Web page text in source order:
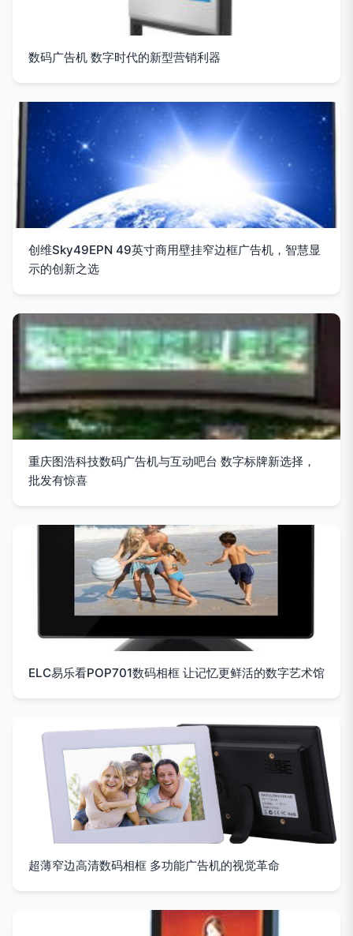
数码广告机 数字时代的新型营销利器
创维Sky49EPN 49英寸商用壁挂窄边框广告机，智慧显
示的创新之选
重庆图浩科技数码广告机与互动吧台 数字标牌新选择，
批发有惊喜
ELC易乐看POP701数码相框 让记忆更鲜活的数字艺术馆
超薄窄边高清数码相框 多功能广告机的视觉革命